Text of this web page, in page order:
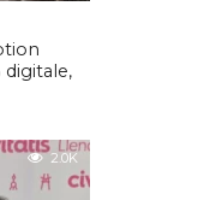
digitale,
2.0K